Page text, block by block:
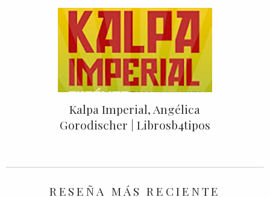
Kalpa Imperial, Angélica
Gorodischer | Librosb4tipos
RESEÑA MÁS RECIENTE